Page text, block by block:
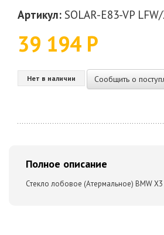
Артикул: SOLAR-E83-VP
39 194 Р
Нет в наличии Сообщить о
Полное описание
Стекло лобовое (Атермальное) BMW